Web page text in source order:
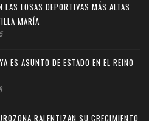
LAS LOSAS DEPORTIVAS MÁS ALTAS
MARÍA
ES ASUNTO DE ESTADO EN EL REINO
RALENTIZAN SU CRECIMIENTO